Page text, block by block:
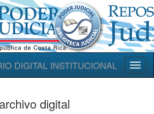
DIGITAL INSTITUCIONAL
digital